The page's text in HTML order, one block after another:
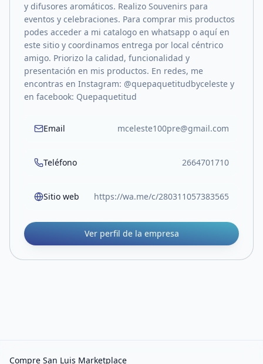
y difusores aromáticos. Realizo Souvenirs para
eventos y celebraciones. Para comprar mis productos
podes acceder a mi catalogo en whatsapp o aquí en
este sitio y coordinamos entrega por local céntrico
amigo. Priorizo la calidad, funcionalidad y
presentación en mis productos. En redes, me
encontras en Instagram: @quepaquetitudbyceleste y
en facebook: Quepaquetitud
Email mceleste100pre@gmail.com
Teléfono 2664701710
Sitio web https://wa.me/c/280311057383565
Ver perfil de la empresa
Compre San Luis Marketplace